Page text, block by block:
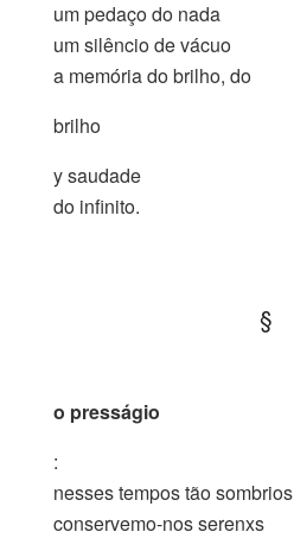
um pedaço do nada
um silêncio de vácuo
a memória do brilho, do
brilho
y saudade
do infinito.
§
o presságio
:
nesses tempos tão sombrios
conservemo-nos serenxs